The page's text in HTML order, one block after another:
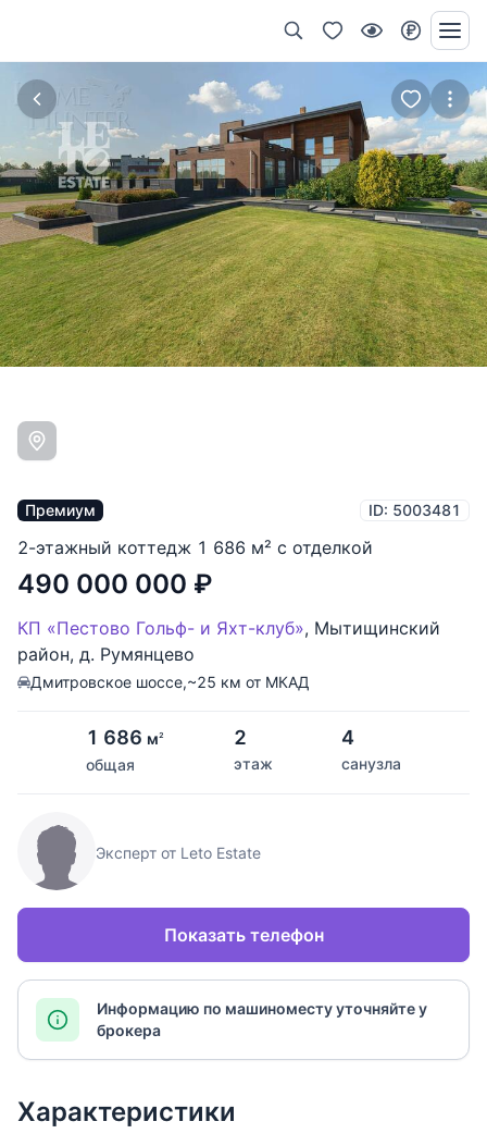
Премиум ID: 5003481
2-этажный коттедж 1 686 м² с отделкой
490 000 000 ₽
КП «Пестово Гольф- и Яхт-клуб», Мытищинский
район, д. Румянцево
Дмитровское шоссе,~25 км от МКАД
1 686 м2
общая
2
этаж
4
санузла
Эксперт от Leto Estate
Показать телефон
Информацию по машиноместу уточняйте у
брокера
Характеристики